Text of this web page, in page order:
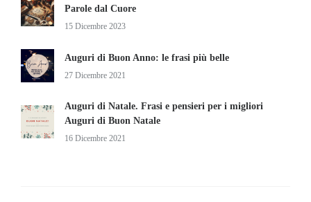
Parole dal Cuore
15 Dicembre 2023
Auguri di Buon Anno: le frasi più belle
27 Dicembre 2021
Auguri di Natale. Frasi e pensieri per i migliori
Auguri di Buon Natale
16 Dicembre 2021